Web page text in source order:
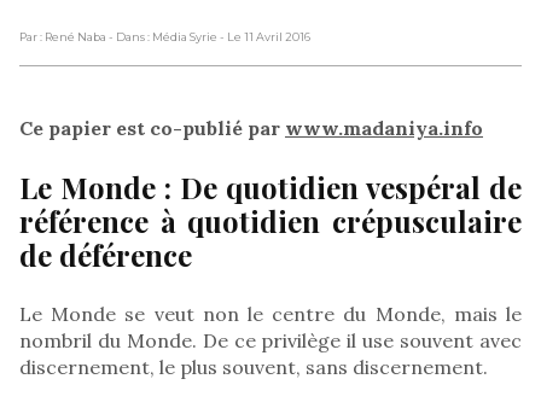
Par : René Naba - Dans : Média Syrie - Le 11 Avril 2016
Ce papier est co-publié par www.madaniya.info
Le Monde : De quotidien vespéral de
référence à quotidien crépusculaire
de déférence
Le Monde se veut non le centre du Monde, mais le
nombril du Monde. De ce privilège il use souvent avec
discernement, le plus souvent, sans discernement.